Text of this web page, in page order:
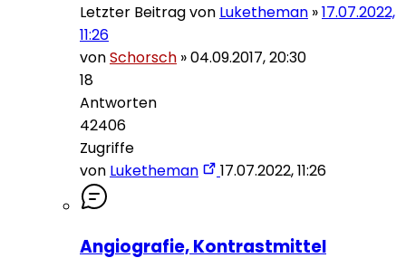
Letzter Beitrag von Luketheman »17.07.2022,
11:26
vonSchorsch »04.09.2017, 20:30
18
Antworten
42406
Zugriffe
von Luketheman 17.07.2022, 11:26
Angiografie, Kontrastmittel